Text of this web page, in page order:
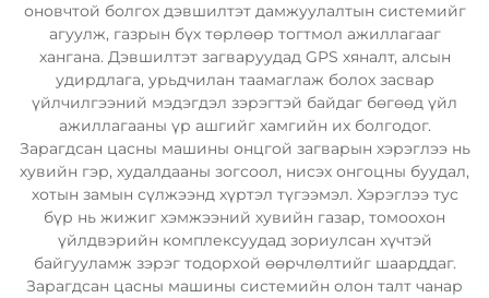
оновчтой болгох дэвшилтэт дамжуулалтын системийг
агуулж, газрын бүх төрлөөр тогтмол ажиллагааг
хангана. Дэвшилтэт загваруудад GPS хяналт, алсын
удирдлага, урьдчилан таамаглаж болох засвар
үйлчилгээний мэдэгдэл зэрэгтэй байдаг бөгөөд үйл
ажиллагааны үр ашгийг хамгийн их болгодог.
Зарагдсан цасны машины онцгой загварын хэрэглээ нь
хувийн гэр, худалдааны зогсоол, нисэх онгоцны буудал,
хотын замын сүлжээнд хүртэл түгээмэл. Хэрэглээ тус
бүр нь жижиг хэмжээний хувийн газар, томоохон
үйлдвэрийн комплексуудад зориулсан хүчтэй
байгууламж зэрэг тодорхой өөрчлөлтийг шаарддаг.
Зарагдсан цасны машины системийн олон талт чанар